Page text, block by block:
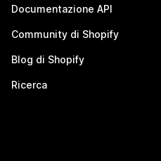
Documentazione API
Community di Shopify
Blog di Shopify
Ricerca